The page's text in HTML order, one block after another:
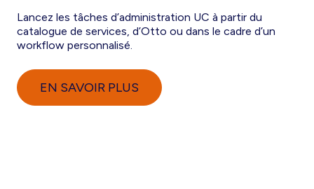
Lancez les tâches d’administration UC à partir du
catalogue de services, d’Otto ou dans le cadre d’un
workflow personnalisé.
EN SAVOIR PLUS